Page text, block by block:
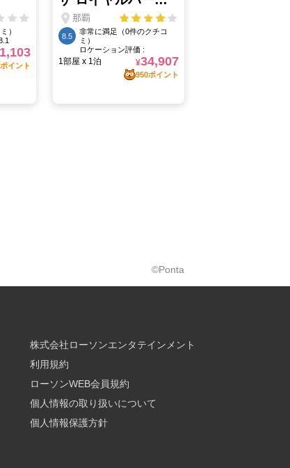
©Ponta
株式会社ローソンエンタテインメント
利用規約
ローソンWEB会員規約
個人情報の取り扱いについて
個人情報保護方針